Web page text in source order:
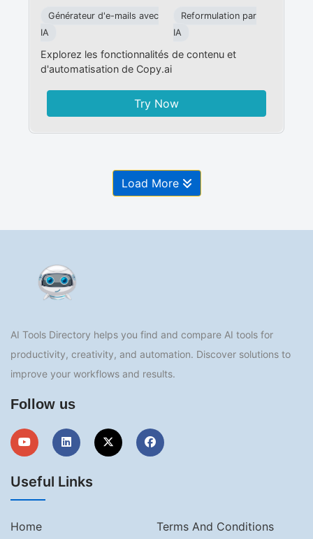
Générateur d'e-mails avec
IA
Reformulation par
IA
Explorez les fonctionnalités de contenu et
d'automatisation de Copy.ai
Try Now
Load More
AI Tools Directory helps you find and compare AI tools for
productivity, creativity, and automation. Discover solutions to
improve your workflows and results.
Follow us
Useful Links
Home Terms And Conditions